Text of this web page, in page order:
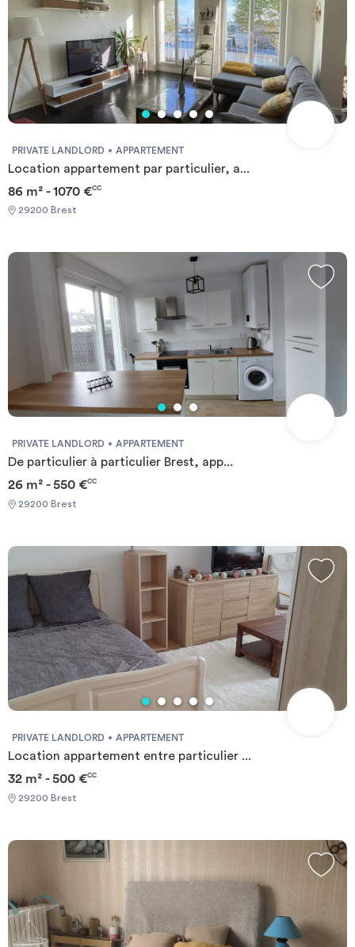
PRIVATE LANDLORD APPARTEMENT
Location appartement par particulier, a...
86 m² - 1070 €CC
29200 Brest
PRIVATE LANDLORD APPARTEMENT
De particulier à particulier Brest, app...
26 m² - 550 €CC
29200 Brest
PRIVATE LANDLORD APPARTEMENT
Location appartement entre particulier ...
32 m² - 500 €CC
29200 Brest